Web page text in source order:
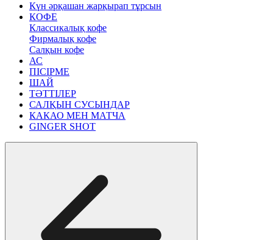
Күн әрқашан жарқырап тұрсын
КОФЕ
Классикалық кофе
Фирмалық кофе
Салқын кофе
АС
ПІСІРМЕ
ШАЙ
ТӘТТІЛЕР
САЛҚЫН СУСЫНДАР
КАКАО МЕН МАТЧА
GINGER SHOT